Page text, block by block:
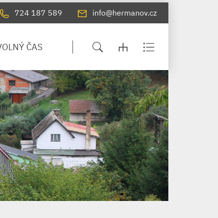
724 187 589 info@hermanov.cz
ČAS